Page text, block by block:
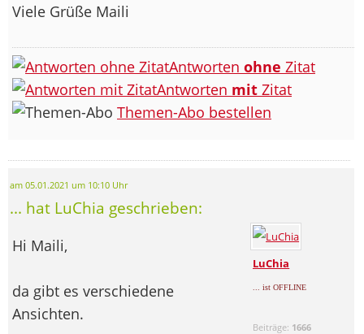
Viele Grüße Maili
Antworten ohne Zitat
Antworten mit Zitat
Themen-Abo bestellen
am 05.01.2021 um 10:10 Uhr
... hat LuChia geschrieben:
LuChia
... ist OFFLINE
Beiträge: 1666
Hi Maili,
da gibt es verschiedene
Ansichten.